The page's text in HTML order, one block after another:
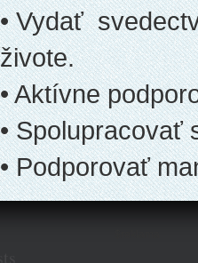
• Vydať
živote.
• Aktívne
• Spolupracovať
• Podporovať